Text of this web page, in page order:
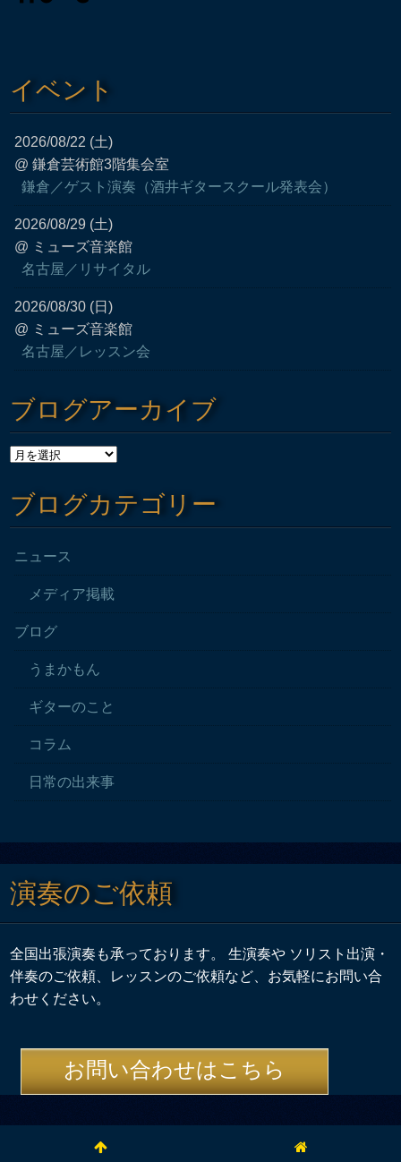
イベント
2026/08/22 (土)
@ 鎌倉芸術館3階集会室
鎌倉／ゲスト演奏（酒井ギタースクール発表会）
2026/08/29 (土)
@ ミューズ音楽館
名古屋／リサイタル
2026/08/30 (日)
@ ミューズ音楽館
名古屋／レッスン会
ブログアーカイブ
ブログカテゴリー
ニュース
メディア掲載
ブログ
うまかもん
ギターのこと
コラム
日常の出来事
演奏のご依頼
全国出張演奏も承っております。 生演奏や ソリスト出演・
伴奏のご依頼、レッスンのご依頼など、お気軽にお問い合
わせください。
お問い合わせはこちら